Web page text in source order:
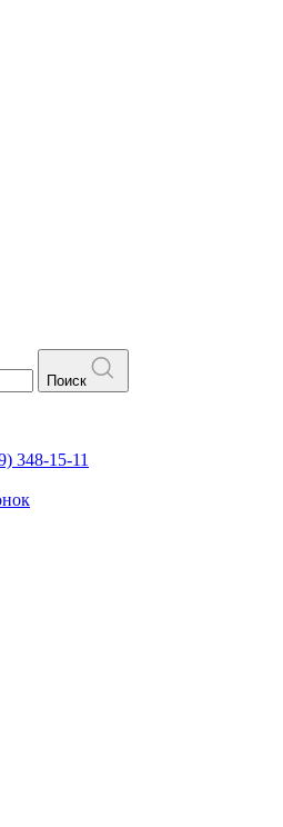
Поиск
348-15-11